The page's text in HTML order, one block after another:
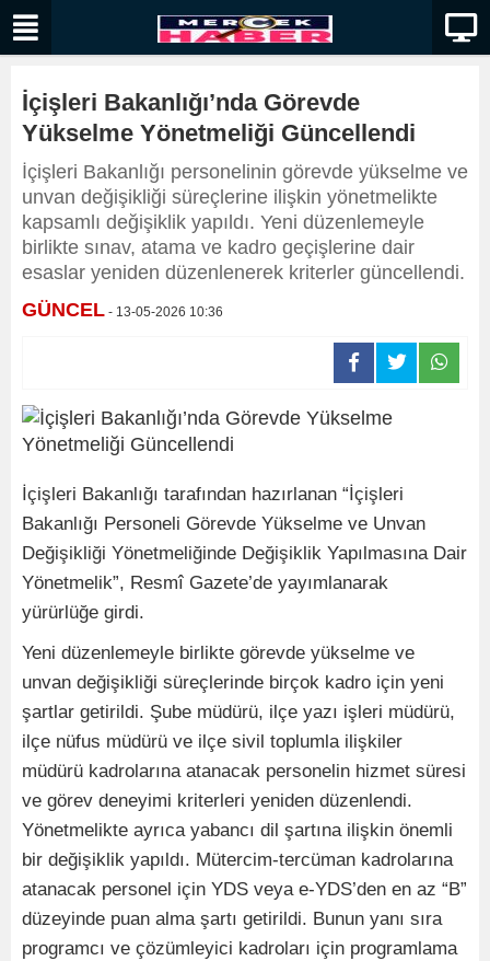
İçişleri Bakanlığı’nda Görevde
Yükselme Yönetmeliği Güncellendi
İçişleri Bakanlığı personelinin görevde yükselme ve
unvan değişikliği süreçlerine ilişkin yönetmelikte
kapsamlı değişiklik yapıldı. Yeni düzenlemeyle
birlikte sınav, atama ve kadro geçişlerine dair
esaslar yeniden düzenlenerek kriterler güncellendi.
GÜNCEL - 13-05-2026 10:36
İçişleri Bakanlığı tarafından hazırlanan “İçişleri
Bakanlığı Personeli Görevde Yükselme ve Unvan
Değişikliği Yönetmeliğinde Değişiklik Yapılmasına Dair
Yönetmelik”, Resmî Gazete’de yayımlanarak
yürürlüğe girdi.
Yeni düzenlemeyle birlikte görevde yükselme ve
unvan değişikliği süreçlerinde birçok kadro için yeni
şartlar getirildi. Şube müdürü, ilçe yazı işleri müdürü,
ilçe nüfus müdürü ve ilçe sivil toplumla ilişkiler
müdürü kadrolarına atanacak personelin hizmet süresi
ve görev deneyimi kriterleri yeniden düzenlendi.
Yönetmelikte ayrıca yabancı dil şartına ilişkin önemli
bir değişiklik yapıldı. Mütercim-tercüman kadrolarına
atanacak personel için YDS veya e-YDS’den en az “B”
düzeyinde puan alma şartı getirildi. Bunun yanı sıra
programcı ve çözümleyici kadroları için programlama